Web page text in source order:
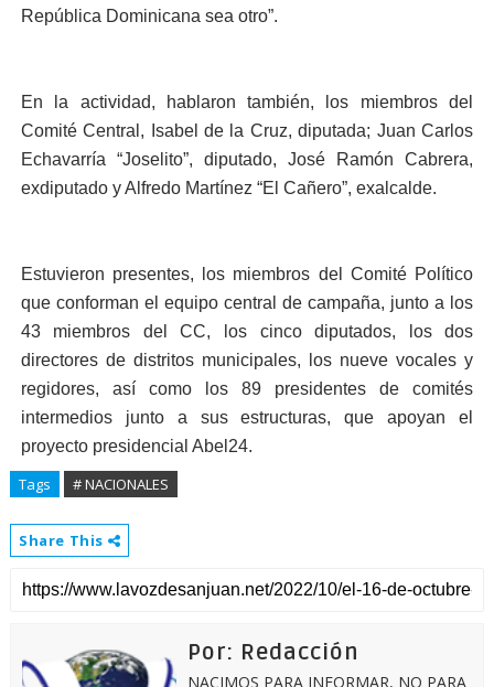
República Dominicana sea otro”.
En la actividad, hablaron también, los miembros del
Comité Central, Isabel de la Cruz, diputada; Juan Carlos
Echavarría “Joselito”, diputado, José Ramón Cabrera,
exdiputado y Alfredo Martínez “El Cañero”, exalcalde.
Estuvieron presentes, los miembros del Comité Político
que conforman el equipo central de campaña, junto a los
43 miembros del CC, los cinco diputados, los dos
directores de distritos municipales, los nueve vocales y
regidores, así como los 89 presidentes de comités
intermedios junto a sus estructuras, que apoyan el
proyecto presidencial Abel24.
Tags # NACIONALES
Share This
Por: Redacción
NACIMOS PARA INFORMAR, NO PARA